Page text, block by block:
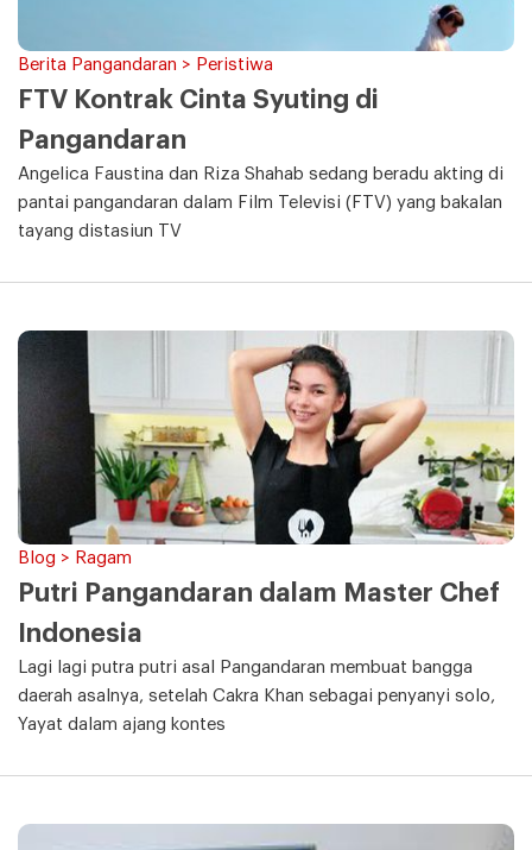
Berita Pangandaran > Peristiwa
FTV Kontrak Cinta Syuting di
Pangandaran
Angelica Faustina dan Riza Shahab sedang beradu akting di
pantai pangandaran dalam Film Televisi (FTV) yang bakalan
tayang distasiun TV
Blog > Ragam
Putri Pangandaran dalam Master Chef
Indonesia
Lagi lagi putra putri asal Pangandaran membuat bangga
daerah asalnya, setelah Cakra Khan sebagai penyanyi solo,
Yayat dalam ajang kontes